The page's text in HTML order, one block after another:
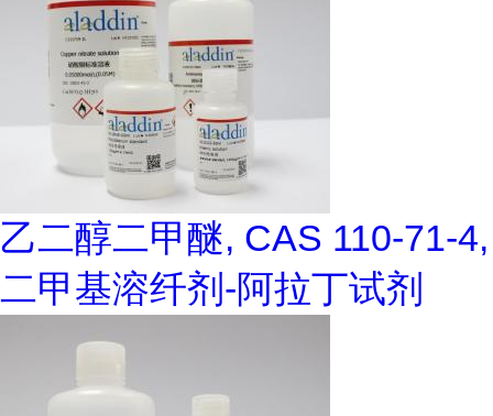
乙二醇二甲醚, CAS 110-71-4,
二甲基溶纤剂-阿拉丁试剂